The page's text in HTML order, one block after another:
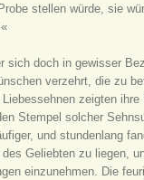
stellen würde, sie
sich doch in gewisser
verzehrt, die zu
zeigten
Stempel solcher
und stundenlang
Geliebten zu liegen,
einzunehmen. Die